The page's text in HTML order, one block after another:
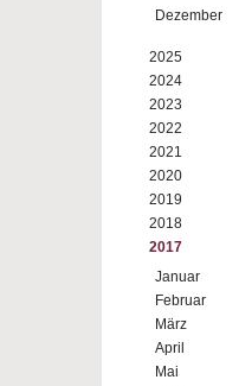
Dezember
2025
2024
2023
2022
2021
2020
2019
2018
2017
Januar
Februar
März
April
Mai